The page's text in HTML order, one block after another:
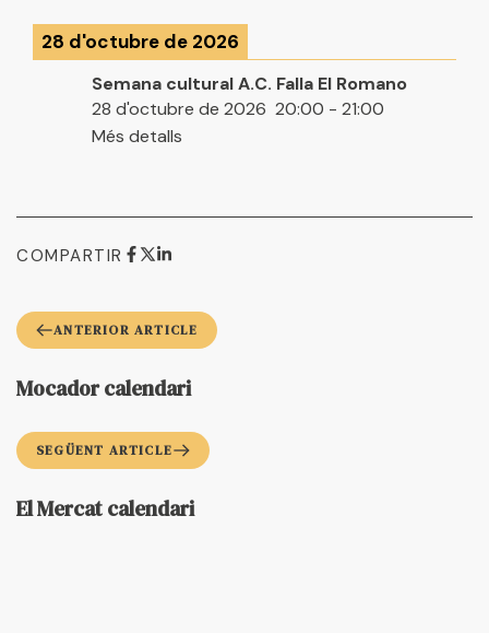
28 d'octubre de 2026
Semana cultural A.C. Falla El Romano
28 d'octubre de 2026 20:00 - 21:00
Més detalls
COMPARTIR
ANTERIOR ARTICLE
Mocador calendari
SEGÜENT ARTICLE
El Mercat calendari